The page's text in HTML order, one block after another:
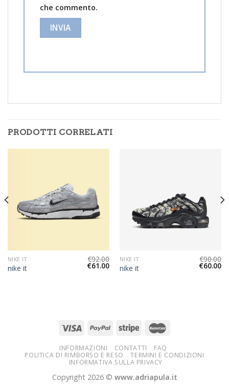
che commento.
PRODOTTI CORRELATI
NIKE IT
nike it
€92.00
€61.00
NIKE IT
nike it
€90.00
€60.00
INFORMAZIONI CONTATTI
FAQ
POLITICA DI RIMBORSO E RESO
TERMINI E CONDIZIONI
INFORMATIVA SULLA PRIVACY
Copyright 2026 © www.adriapula.it